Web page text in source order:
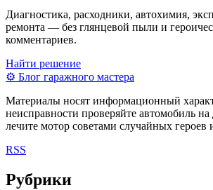
Диагностика, расходники, автохимия,
ремонта — без глянцевой пыли и
комментариев.
Найти решение
⚙ Блог гаражного мастера
Материалы носят информационный
неисправности проверяйте автомобиль на
лечите мотор советами случайных героев
RSS
Рубрики